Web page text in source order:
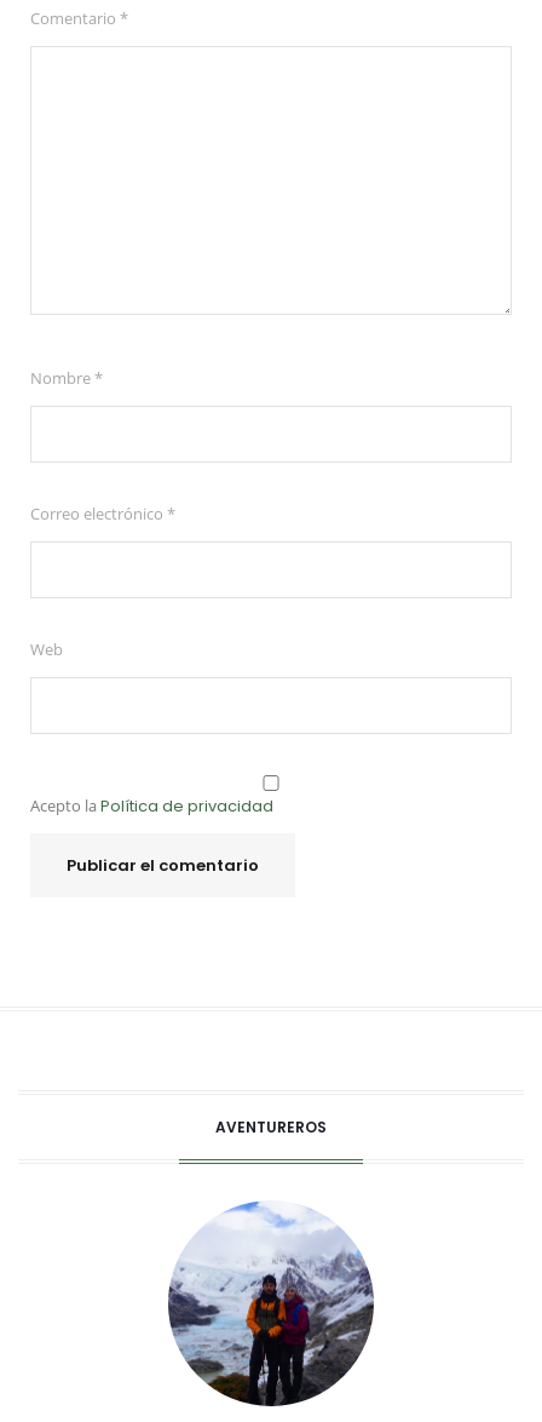
Comentario *
Nombre*
Correo electrónico *
Web
Acepto la Política de privacidad
AVENTUREROS